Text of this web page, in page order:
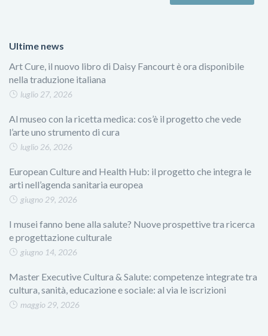
Ultime news
Art Cure, il nuovo libro di Daisy Fancourt è ora disponibile
nella traduzione italiana
luglio 27, 2026
Al museo con la ricetta medica: cos’è il progetto che vede
l’arte uno strumento di cura
luglio 26, 2026
European Culture and Health Hub: il progetto che integra le
arti nell’agenda sanitaria europea
giugno 29, 2026
I musei fanno bene alla salute? Nuove prospettive tra ricerca
e progettazione culturale
giugno 14, 2026
Master Executive Cultura & Salute: competenze integrate tra
cultura, sanità, educazione e sociale: al via le iscrizioni
maggio 29, 2026